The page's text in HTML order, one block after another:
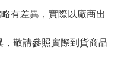
有差異，實際以廠商出
敬請參照實際到貨商品